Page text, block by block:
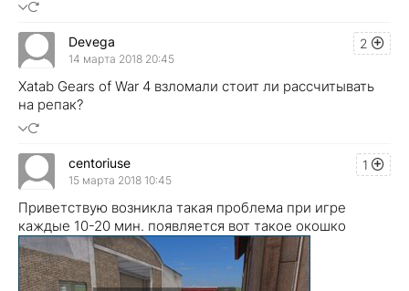
2
Devega
14 марта 2018 20:45
Xatab Gears of War 4 взломали стоит ли рассчитывать
на репак?
1
centoriuse
15 марта 2018 10:45
Приветствую возникла такая проблема при игре
каждые 10-20 мин. появляется вот такое окошко